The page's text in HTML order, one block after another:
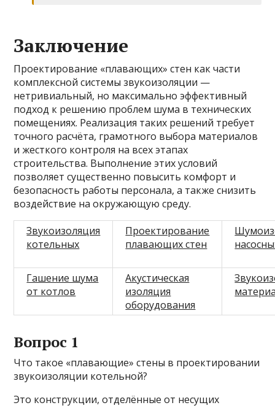
Заключение
Проектирование «плавающих» стен как части
комплексной системы звукоизоляции —
нетривиальный, но максимально эффективный
подход к решению проблем шума в технических
помещениях. Реализация таких решений требует
точного расчёта, грамотного выбора материалов
и жесткого контроля на всех этапах
строительства. Выполнение этих условий
позволяет существенно повысить комфорт и
безопасность работы персонала, а также снизить
воздействие на окружающую среду.
Звукоизоляция
котельных
Проектирование
плавающих стен
Гашение шума
от котлов
Акустическая
изоляция
оборудования
Вопрос 1
Что такое «плавающие» стены в проектировании
звукоизоляции котельной?
Это конструкции, отделённые от несущих